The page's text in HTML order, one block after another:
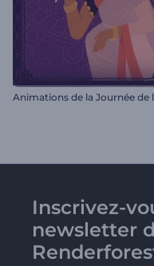
Inscrivez-
newsletter